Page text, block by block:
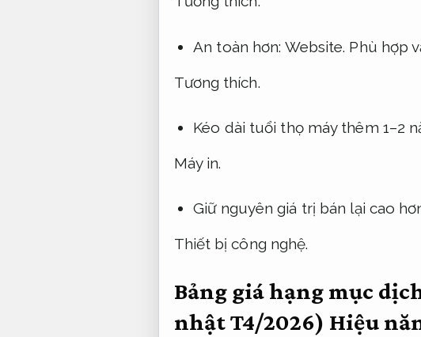
An toàn hơn: Website. Phù hợp
Tương thích.
Kéo dài tuổi thọ máy thêm 1–2
Máy in.
Giữ nguyên giá trị bán lại cao
Thiết bị công nghệ.
Bảng giá hạng mục
nhật T4/2026) Hiệu